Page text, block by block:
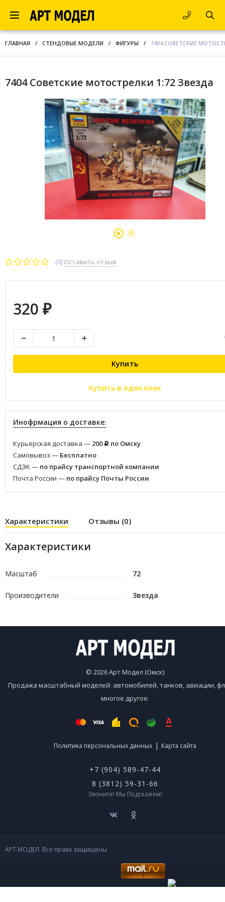
ГЛАВНАЯ / СТЕНДОВЫЕ МОДЕЛИ / ФИГУРЫ / 7404 СОВЕТСКИЕ
7404 Советские мотострелки 1:72 Звезда
(0) Оставить отзыв
320 ₽
Купить
Купить в один клик
Инофрмация о доставке:
Курьерская доставка — 200 Р по Омску
Самовывоз — Бесплатно
СДЭК — по прайсу транспортной компании
Почта России — по прайсу Почты России
Характеристики Отзывы (0)
Характеристики
Масштаб 72
Производители Звезда
© 2026 Арт Модел (Омск)
Продажа масштабный моделей: автомобилей, танков, авиации,
многое другое.
Политика персональных данных | Карта сайта
+7 (904) 589-47-44
8 (3812) 59-31-66
Звоните! Мы Подскажем!
АРТ МОДЕЛ. Все права защищены